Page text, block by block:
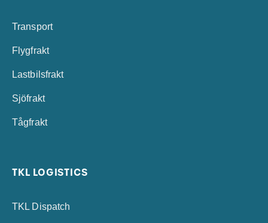
Transport
Flygfrakt
Lastbilsfrakt
Sjöfrakt
Tågfrakt
TKL LOGISTICS
TKL Dispatch